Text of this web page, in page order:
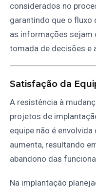
considerados no
garantindo que o fluxo
as informações sejam
tomada de decisões e
Satisfação da
A resistência à
projetos de
equipe não é
aumenta, resultando
abandono das
Na implantação